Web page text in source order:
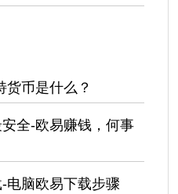
货币是什么？
全-欧易赚钱，何事
电脑欧易下载步骤